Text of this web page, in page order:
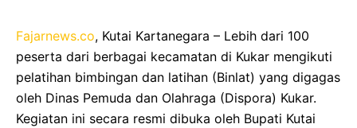
Fajarnews.co, Kutai Kartanegara – Lebih dari 100
peserta dari berbagai kecamatan di Kukar mengikuti
pelatihan bimbingan dan latihan (Binlat) yang digagas
oleh Dinas Pemuda dan Olahraga (Dispora) Kukar.
Kegiatan ini secara resmi dibuka oleh Bupati Kutai